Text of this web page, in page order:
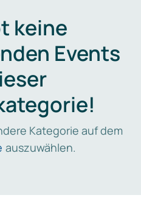
keine
Events
Kategorie auf dem
auszuwählen.